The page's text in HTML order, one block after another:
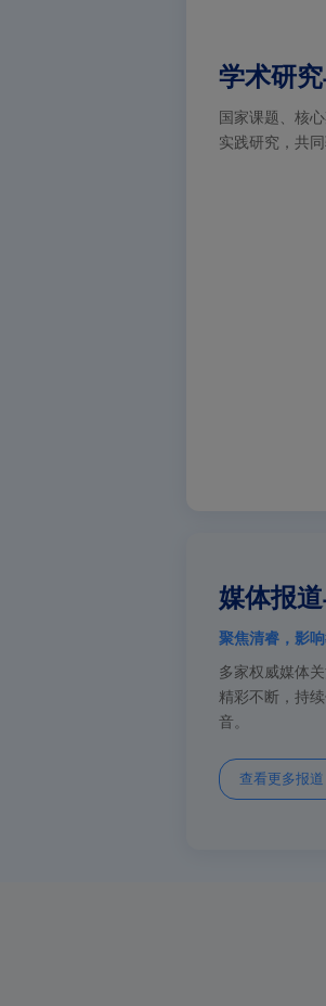
学术研
国家课题、核
实践研究，共
媒体报
聚焦清睿，影
多家权威媒体
精彩不断，持
音。
查看更多报道